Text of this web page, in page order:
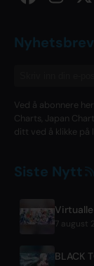
Nyhetsbrev
Ved å abonnere
Charts, Japan
ditt ved å klikke på
Siste Nytt
7 august